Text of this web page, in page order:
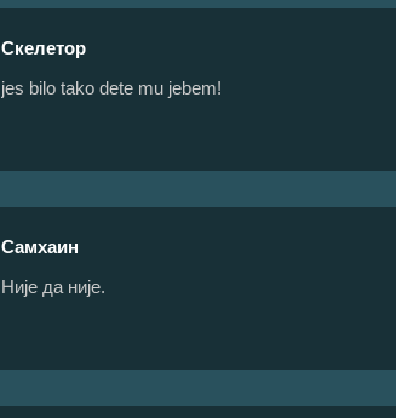
Скелетор
jes bilo tako dete mu jebem!
Самхаин
Није да није.